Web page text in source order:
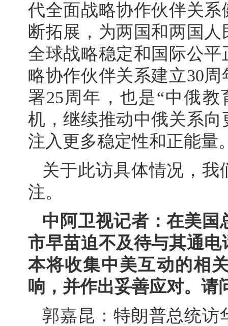
代全面战略协作伙伴关
断拓展，为两国和两国
全球战略稳定和国际公
略协作伙伴关系建立30
署25周年，也是“中俄
机，继续推动中俄关系
注入更多稳定性和正能量
关于此访具体情况，
注。
中阿卫视记者：在美
市早苗迫不及待与其通
本将收集中美互动的相
响，并作出妥善应对。请
郭嘉昆：特朗普总统访